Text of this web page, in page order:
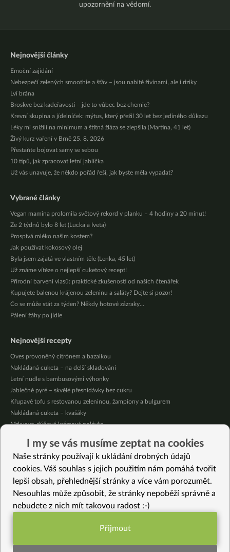
upozornění na vědomí.
Nejnovější články
Emoční zajídání
Nebezpečí zelených smoothie a šťáv – jsou nabité živinami, ale i riziky
Lví brána
Broskve bez kadeřavosti – jde to vůbec bez chemie?
Krevní skupina a jídelníček: mýtus, který přežil 30 let bez jediného důkazu
Léky mi snížili na minimum a štítná žláza se zlepšila (Martina, 41 let)
Živý kurz vaření v Brně 25. 8. 2026
Přestaňte bojovat samy se sebou
10 tipů, jak zpracovat letní jablíčka
Už vás unavuje, že někdo pořád řeší, jak byste měla vypadat?
Vybrané články
Vegan mamina prolomila světový rekord v planku – 4 hodiny a 20 minut!
Ze 2 týdnů bylo 8 let (Lucka a Iveta)
Prospívá mléko našim kostem?
Jak používat kokosový olej
Byla jsem zajatá ve vlastním těle (Lenka, 45 let)
Už známe vítěze o nejlepší cuketový recept!
Přírodní barvení vlasů: praktické zkušenosti od našich čtenářek
Kupujete balenou krájenou zeleninu a saláty? Dejte si pozor!
Co se může stát za týden? Někdy hotové zázraky…
Pálení žáhy po jídle
Nejnovější recepty
Oves provoněný citrónem a bazalkou
Nakládaná cuketa – na delší skladování
Letní nudle s bambusovými výhonky
Jablečné pyré – skvělé přesnídávky bez cukru
Křupavé tofu s restovanou zeleninou, žampiony a bulgurem
Nakládaná cuketa – kvašáky
Mrkvovo-dýňová krémová polévka
Osvěžující čaj s citronovými bylinkami
Nepečený jablečný dort s rybízem
Vybrané recepty
Letní koláč s ostružinami a švestkami
Italské cassoni jinak
Dýňový pudink
I my se vás musíme zeptat na cookies
Naše stránky používají k ukládání drobných údajů
cookies. Váš souhlas s jejich použitím nám pomáhá tvořit
lepší obsah, přehlednější stránky a více vám porozumět.
Nesouhlas může způsobit, že stránky nepoběží správně a
nebudete z nich mít takovou radost :-)
Funkční nastavení potřebujeme (vždy
Přijmout